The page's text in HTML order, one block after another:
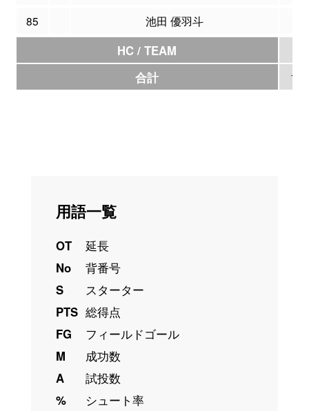
85
池田 優羽斗
HC / TEAM
合計 101
用語一覧
OT
延長
No
背番号
S
スターター
PTS 総得点
FG
フィールドゴール
M
成功数
A
試投数
%
シュート率